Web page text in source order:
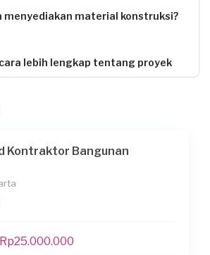
menyediakan material konstruksi?
lebih lengkap tentang proyek
kebocoran dak atap
untuk membantu kami
pinjaman?
Kontraktor Bangunan